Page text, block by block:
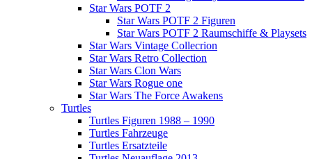
Star Wars POTF 2
Star Wars POTF 2 Figuren
Star Wars POTF 2 Raumschiffe & Playsets
Star Wars Vintage Collecrion
Star Wars Retro Collection
Star Wars Clon Wars
Star Wars Rogue one
Star Wars The Force Awakens
Turtles
Turtles Figuren 1988 – 1990
Turtles Fahrzeuge
Turtles Ersatzteile